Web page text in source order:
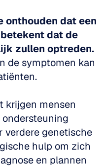
onthouden dat een
dat de
zullen optreden.
de symptomen kan
krijgen mensen
verdere genetische
hulp om zich
en plannen